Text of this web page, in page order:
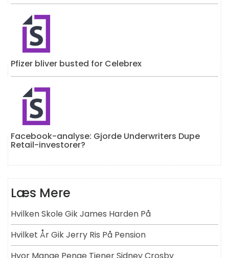
Pfizer bliver busted for Celebrex
Facebook-analyse: Gjorde Underwriters Dupe
Retail-investorer?
Læs Mere
Hvilken Skole Gik James Harden På
Hvilket År Gik Jerry Ris På Pension
Hvor Mange Penge Tjener Sidney Crosby